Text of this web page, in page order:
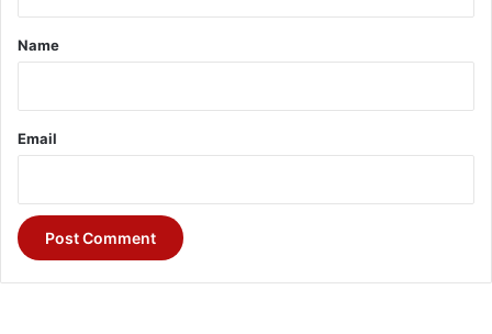
*
Name
Email